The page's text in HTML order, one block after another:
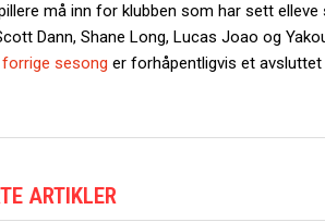
må inn for klubben som har sett
Dann, Shane Long, Lucas Joao og
sesong er forhåpentligvis et avsluttet
ARTIKLER